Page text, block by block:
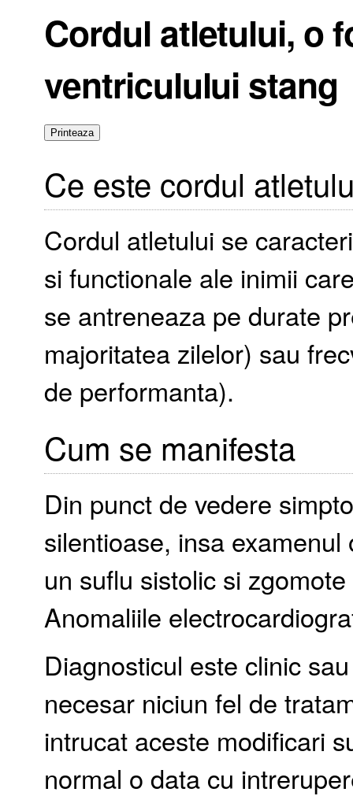
Cordul atletului, o
ventriculului stang
Ce este cordul
Cordul atletului se
si functionale ale inimii
se antreneaza pe durate
majoritatea zilelor) sau
de performanta).
Cum se manifesta
Din punct de vedere
silentioase, insa
un suflu sistolic si
Anomaliile
Diagnosticul este clinic
necesar niciun fel de
intrucat aceste modificari
normal o data cu